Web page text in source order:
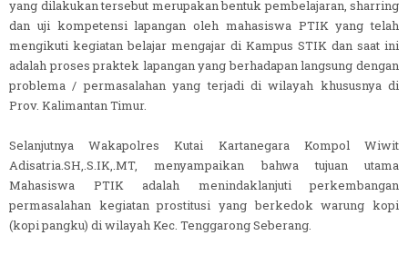
yang dilakukan tersebut merupakan bentuk pembelajaran, sharring
dan uji kompetensi lapangan oleh mahasiswa PTIK yang telah
mengikuti kegiatan belajar mengajar di Kampus STIK dan saat ini
adalah proses praktek lapangan yang berhadapan langsung dengan
problema / permasalahan yang terjadi di wilayah khususnya di
Prov. Kalimantan Timur.
Selanjutnya Wakapolres Kutai Kartanegara Kompol Wiwit
Adisatria.SH,.S.IK,.MT, menyampaikan bahwa tujuan utama
Mahasiswa PTIK adalah menindaklanjuti perkembangan
permasalahan kegiatan prostitusi yang berkedok warung kopi
(kopi pangku) di wilayah Kec. Tenggarong Seberang.